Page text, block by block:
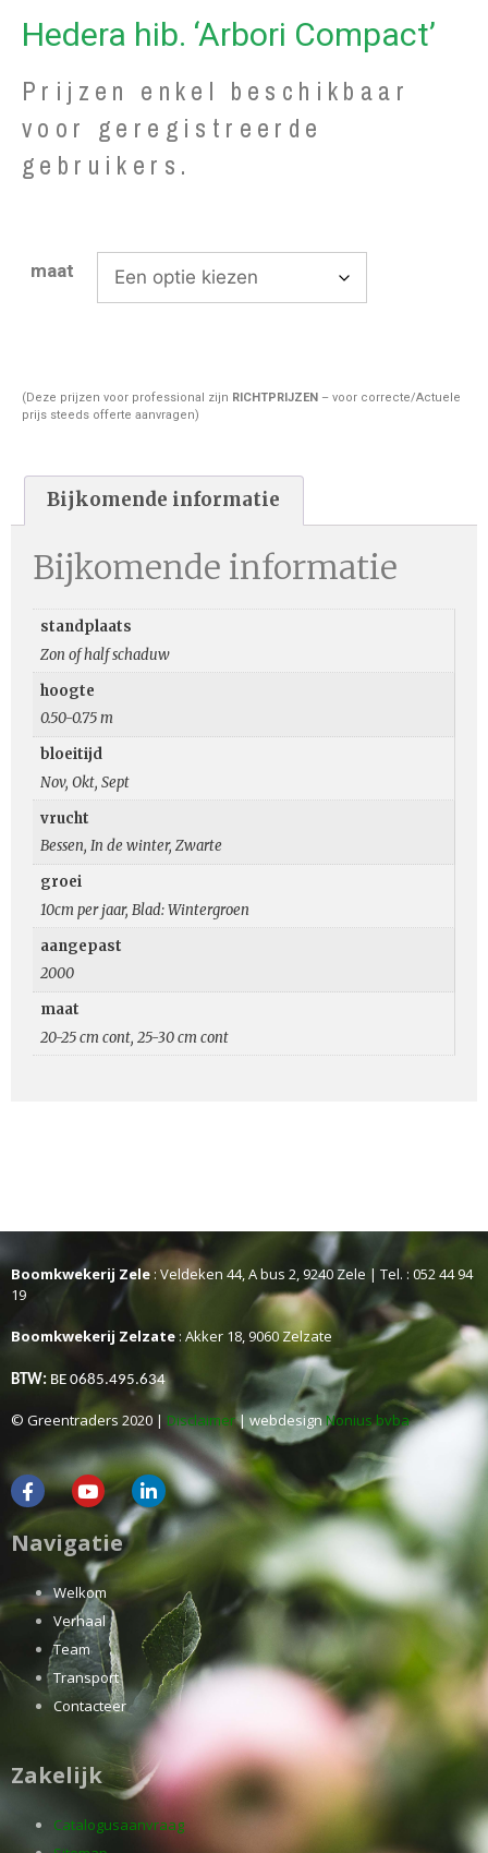
Hedera hib. ‘Arbori Compact’
Prijzen enkel beschikbaar
voor geregistreerde
gebruikers.
maat
(Deze prijzen voor professional zijn RICHTPRIJZEN – voor correcte/Actuele
prijs steeds offerte aanvragen)
Bijkomende informatie
Bijkomende informatie
standplaats
Zon of half schaduw
hoogte
0.50-0.75 m
bloeitijd
Nov, Okt, Sept
vrucht
Bessen, In de winter, Zwarte
groei
10cm per jaar, Blad: Wintergroen
aangepast
2000
maat
20-25 cm cont, 25-30 cm cont
Boomkwekerij Zele: Veldeken 44, A bus 2, 9240 Zele | Tel. : 052 44 94
19
Boomkwekerij Zelzate : Akker 18, 9060 Zelzate
BTW: BE 0685.495.634
© Greentraders 2020 | Disclaimer| webdesignNonius bvba
Navigatie
Welkom
Verhaal
Team
Transport
Contacteer
Zakelijk
Catalogusaanvraag